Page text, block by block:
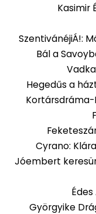
Kasimir
SzentivánéjiÁ!:
Bál a
Hegedűs a
Kortársdráma-
Cyrano:
Jóembert
Györgyike